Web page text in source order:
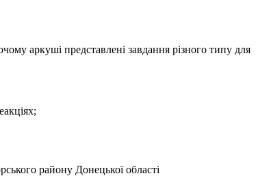
аркуші представлені завдання різного типу для
району Донецької області